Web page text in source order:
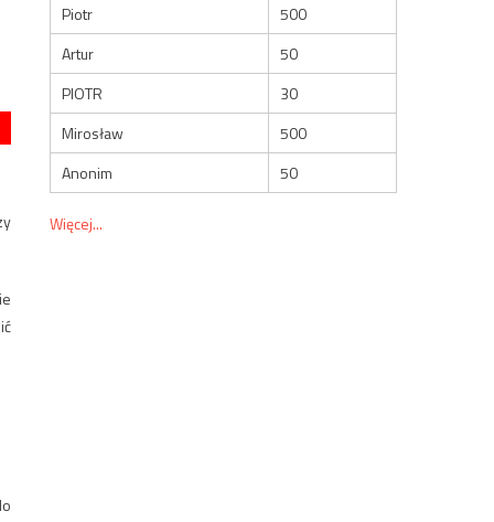
Piotr
500
Artur
50
PIOTR
30
Mirosław
500
Anonim
50
Więcej...